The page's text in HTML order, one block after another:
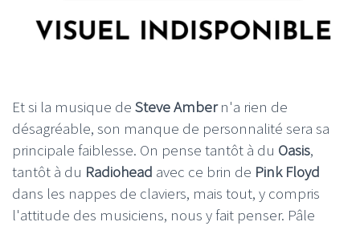
Et si la musique de Steve Ambern'a rien de
désagréable, son manque de personnalité sera sa
principale faiblesse. On pense tantôt à du Oasis,
tantôt à du Radiohead avec ce brin de Pink Floyd
dans les nappes de claviers, mais tout, y compris
l'attitude des musiciens, nous y fait penser. Pâle